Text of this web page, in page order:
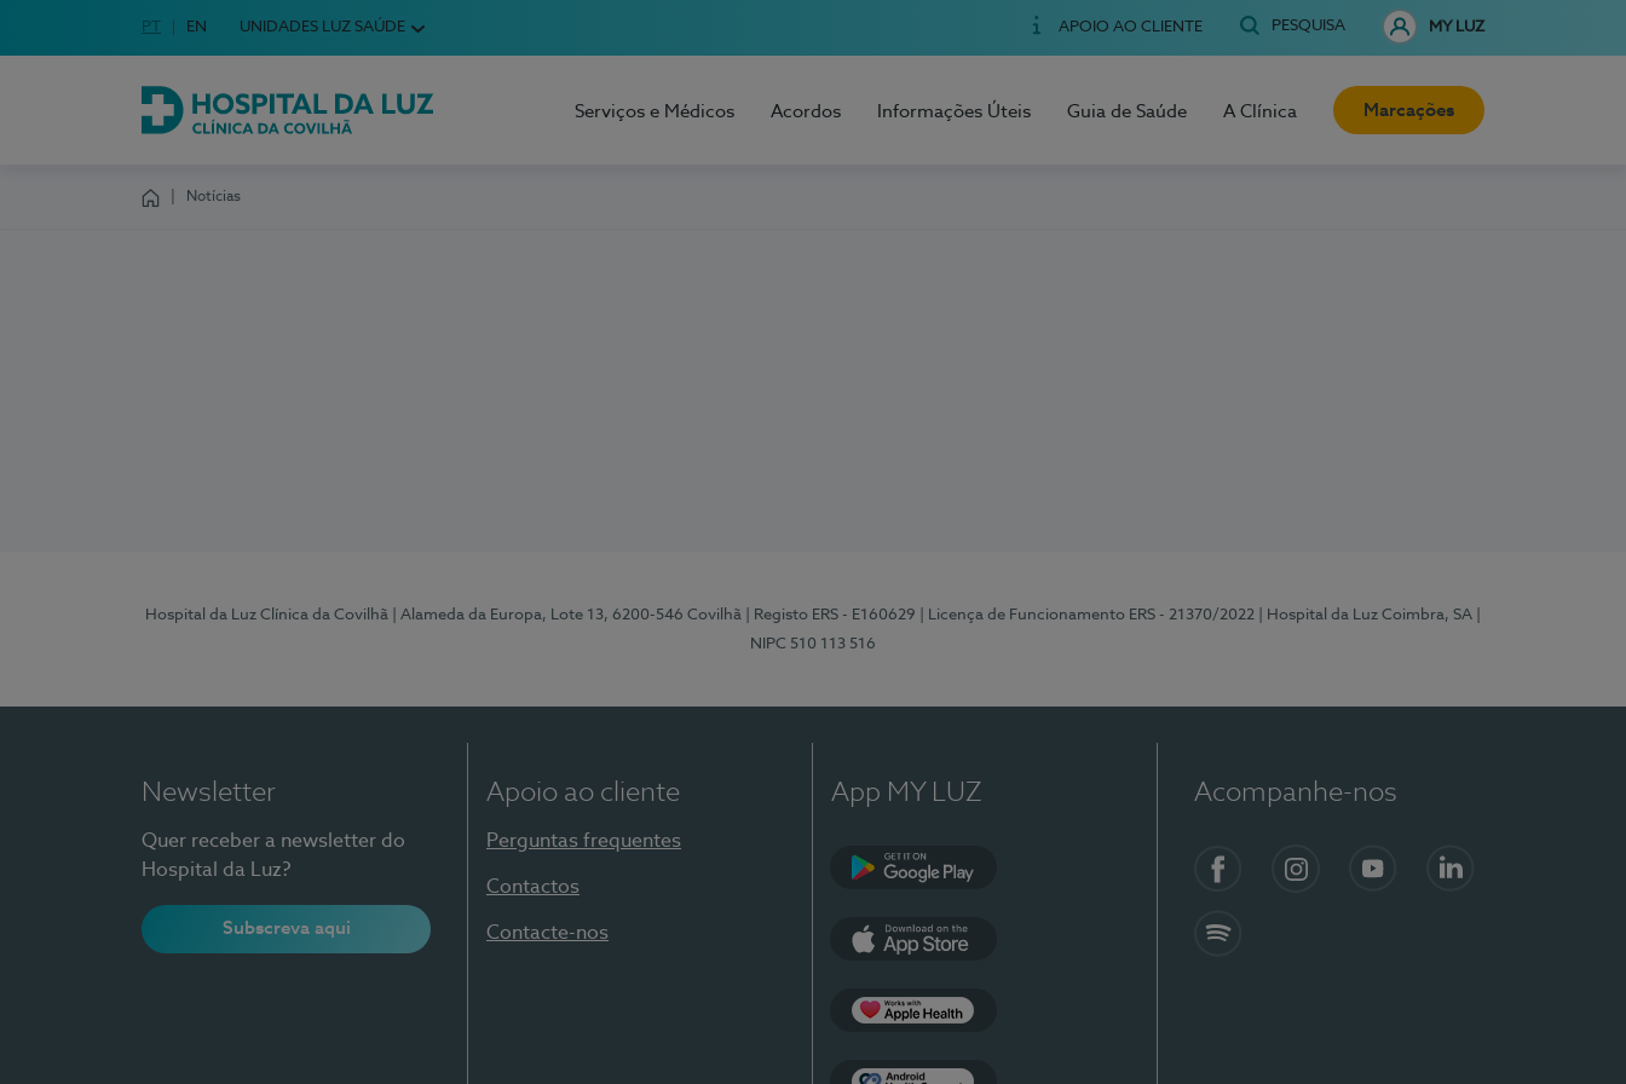
Escolha o seu idioma
Idioma em Português
PT English Language
EN UNIDADES LUZ SAÚDE APOIO AO CLIENTE PESQUISA MY LUZ
Hospital da Luz Clínica da Covilhã
Serviços e Médicos Acordos Informações Úteis Guia de Saúde A Clínica Marcações
Notícias
Hospital da Luz Clínica da Covilhã | Alameda da Europa, Lote 13, 6200-546 Covilhã | Registo ERS - E160629 | Licença de Funcionamento ERS - 21370/2022 | Hospital da Luz Coimbra, SA
NIPC 510 113 516
Newsletter
Quer receber a newsletter do
Hospital da Luz?
Subscreva aqui
Apoio ao cliente
Perguntas frequentes
Contactos
Contacte-nos
App MY LUZ Acompanhe-nos